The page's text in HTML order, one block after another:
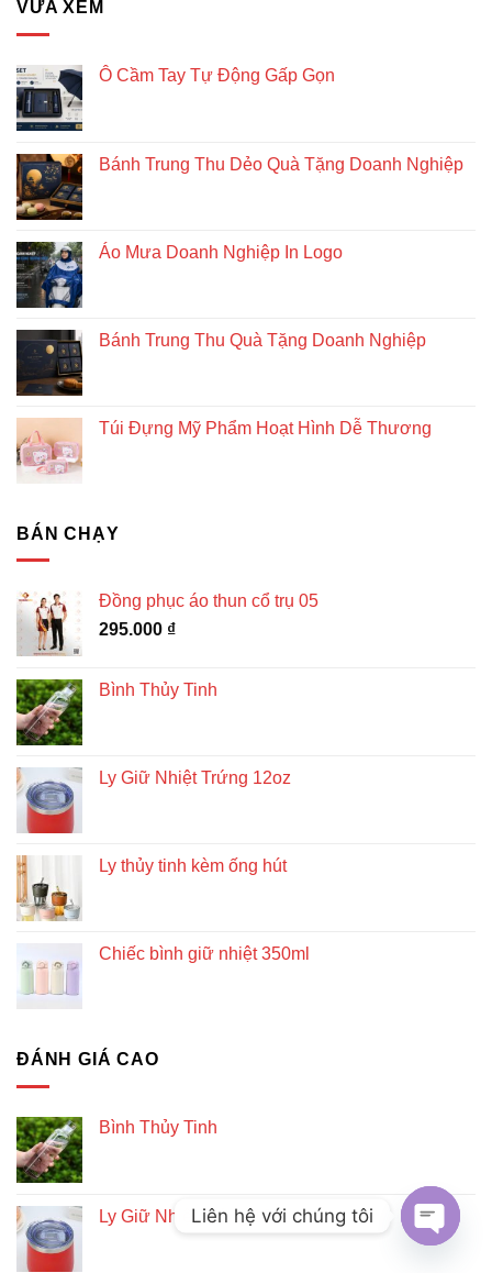
doanh
bền
VỪA XEM
Ô Cầm Tay Tự Động Gấp Gọn
Bánh Trung Thu Dẻo Quà Tặng Doanh Nghiệp
Áo Mưa Doanh Nghiệp In Logo
Bánh Trung Thu Quà Tặng Doanh Nghiệp
Túi Đựng Mỹ Phẩm Hoạt Hình Dễ Thương
BÁN CHẠY
Đồng phục áo thun cổ trụ 05
295.000 ₫
Bình Thủy Tinh
Ly Giữ Nhiệt Trứng 12oz
Ly thủy tinh kèm ống hút
Chiếc bình giữ nhiệt 350ml
ĐÁNH GIÁ CAO
Bình Thủy Tinh
Ly Giữ Nhiệt Trứng 12oz
Liên hệ với chúng tôi